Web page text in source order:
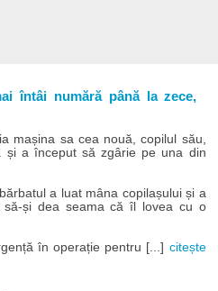
întâi numără până la zece,
mașina sa cea nouă, copilul său,
a început să zgârie pe una din
a luat mâna copilașului și a
și dea seama că îl lovea cu o
în operație pentru [...] citește